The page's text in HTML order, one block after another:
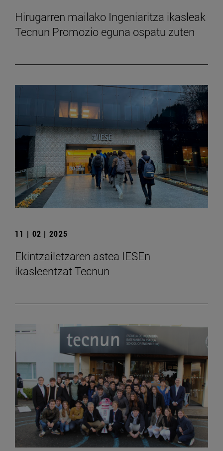
Hirugarren mailako Ingeniaritza ikasleak
Tecnun Promozio eguna ospatu zuten
11 | 02 | 2025
Ekintzailetzaren astea IESEn
ikasleentzat Tecnun